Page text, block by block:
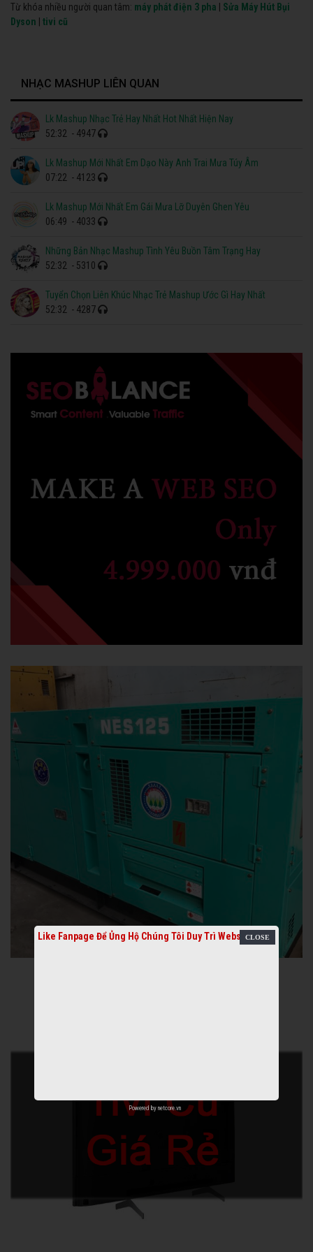
Từ khóa nhiều người quan tâm: máy phát điện 3 pha
Sửa Máy Hút Bụi
Dyson
tivi cũ
NHẠC MASHUP LIÊN QUAN
Lk Mashup Nhạc Trẻ Hay Nhất Hot Nhất Hiện Nay
52:32 - 4947
Lk Mashup Mới Nhất Em Dạo Này Anh Trai Mưa Túy Âm
07:22 - 4123
Lk Mashup Mới Nhất Em Gái Mưa Lỡ Duyên Ghen Yêu
06:49 - 4033
Những Bản Nhạc Mashup Tình Yêu Buồn Tâm Trạng Hay
52:32 - 5310
Tuyển Chọn Liên Khúc Nhạc Trẻ Mashup Ước Gì Hay Nhất
52:32 - 4287
Like Fanpage Để Ủng Hộ Chúng Tôi Duy Trì Website
Powered by netcore.vn